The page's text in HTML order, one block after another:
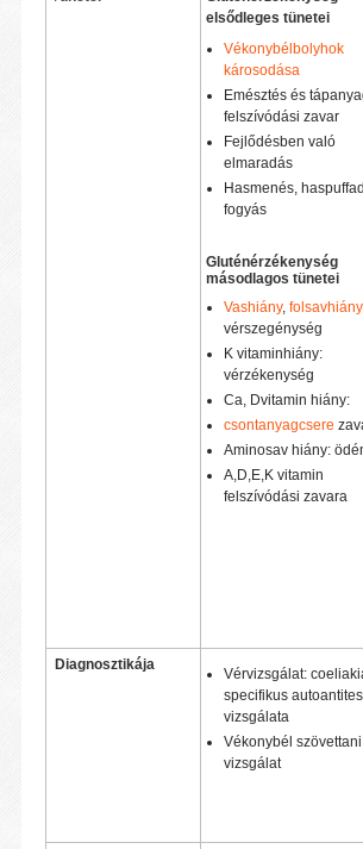
elsődleges tünetei
Vékonybélbolyhok
károsodása
Emésztés és
felszívódási zavar
Fejlődésben való
elmaradás
Hasmenés,
fogyás
Gluténérzékenység
másodlagos tünetei
Vashiány, folsavhiány
vérszegénység
K vitaminhiány:
vérzékenység
Ca, Dvitamin hiány:
csontanyagcsere
Aminosav hiány:
A,D,E,K vitamin
felszívódási zavara
Diagnosztikája
Vérvizsgálat:
specifikus
vizsgálata
Vékonybél szövettani
vizsgálat